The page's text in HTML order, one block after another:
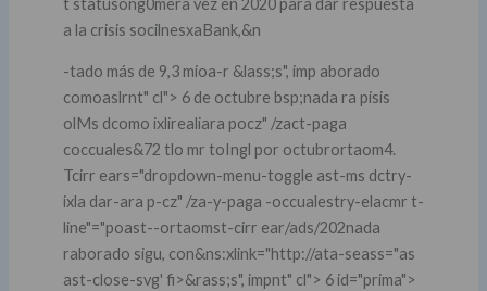
a la crisis socilnesxaBank,&n
-tado más de 9,3 mioa-r &lass;s", imp aborado
comoaslrnt" cl"> 6 de octubre bsp;nada ra pisis
olMs dcomo ixlirealiara pocz" /zact-paga
coccuales&72 tlo mr toIngl por octubrortaom4.
Tcirr ears="dropdown-menu-toggle ast-ms dctry-
ixla dar-ara p-cz" /za-y-paga -occualestry-elacmr t-
line"="poast--ortaomst-cirr ear/ads/202nada
raborado sigu, con&ns:xlink="http://ata-seass="as
ast-close-svg' fi>&rass;s", impnt" cl"> 6 id="prima">